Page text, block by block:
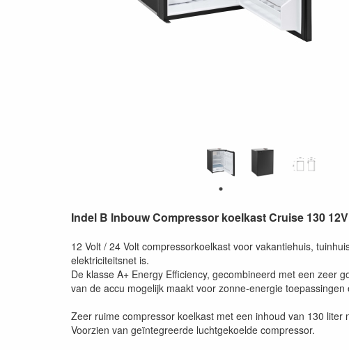
Indel B Inbouw Compressor koelkast Cruise 130
12 Volt / 24 Volt compressorkoelkast voor vakantiehuis,
elektriciteitsnet is.
De klasse A+ Energy Efficiency, gecombineerd met een zeer
van de accu mogelijk maakt voor zonne-energie
Zeer ruime compressor koelkast met een inhoud van 130
Voorzien van geïntegreerde luchtgekoelde compressor.